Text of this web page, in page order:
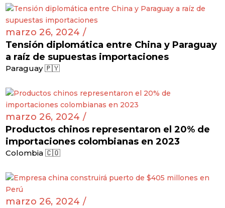
marzo 26, 2024 /
Tensión diplomática entre China y Paraguay
a raíz de supuestas importaciones
Paraguay 🇵🇾
marzo 26, 2024 /
Productos chinos representaron el 20% de
importaciones colombianas en 2023
Colombia 🇨🇴
marzo 26, 2024 /